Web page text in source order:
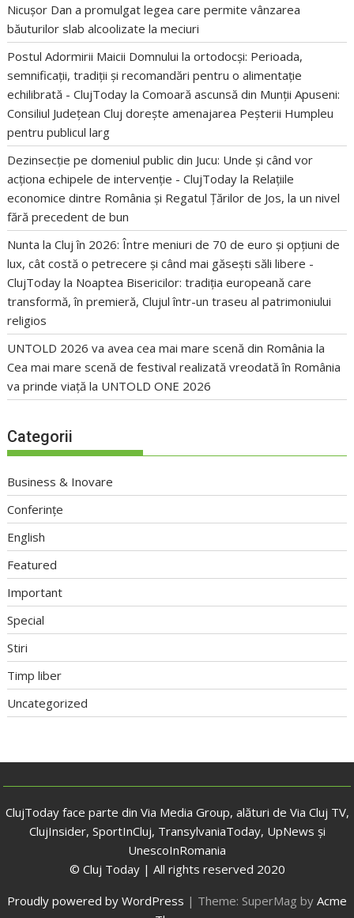
Nicușor Dan a promulgat legea care permite vânzarea
băuturilor slab alcoolizate la meciuri
Postul Adormirii Maicii Domnului la ortodocși: Perioada,
semnificații, tradiții și recomandări pentru o alimentație
echilibrată - ClujToday laComoară ascunsă din Munții Apuseni:
Consiliul Județean Cluj dorește amenajarea Peșterii Humpleu
pentru publicul larg
Dezinsecție pe domeniul public din Jucu: Unde și când vor
acționa echipele de intervenție - ClujToday la Relațiile
economice dintre România și Regatul Țărilor de Jos, la un nivel
fără precedent de bun
Nunta la Cluj în 2026: Între meniuri de 70 de euro și opțiuni de
lux, cât costă o petrecere și când mai găsești săli libere -
ClujToday la Noaptea Bisericilor: tradiția europeană care
transformă, în premieră, Clujul într-un traseu al patrimoniului
religios
UNTOLD 2026 va avea cea mai mare scenă din România la
Cea mai mare scenă de festival realizată vreodată în România
va prinde viață la UNTOLD ONE 2026
Categorii
Business & Inovare
Conferințe
English
Featured
Important
Special
Stiri
Timp liber
Uncategorized
ClujToday face parte din Via Media Group, alături de Via Cluj TV,
ClujInsider, SportInCluj, TransylvaniaToday, UpNews și
UnescoInRomania
© Cluj Today | All rights reserved 2020
Proudly powered by WordPress | Theme: SuperMag by Acme